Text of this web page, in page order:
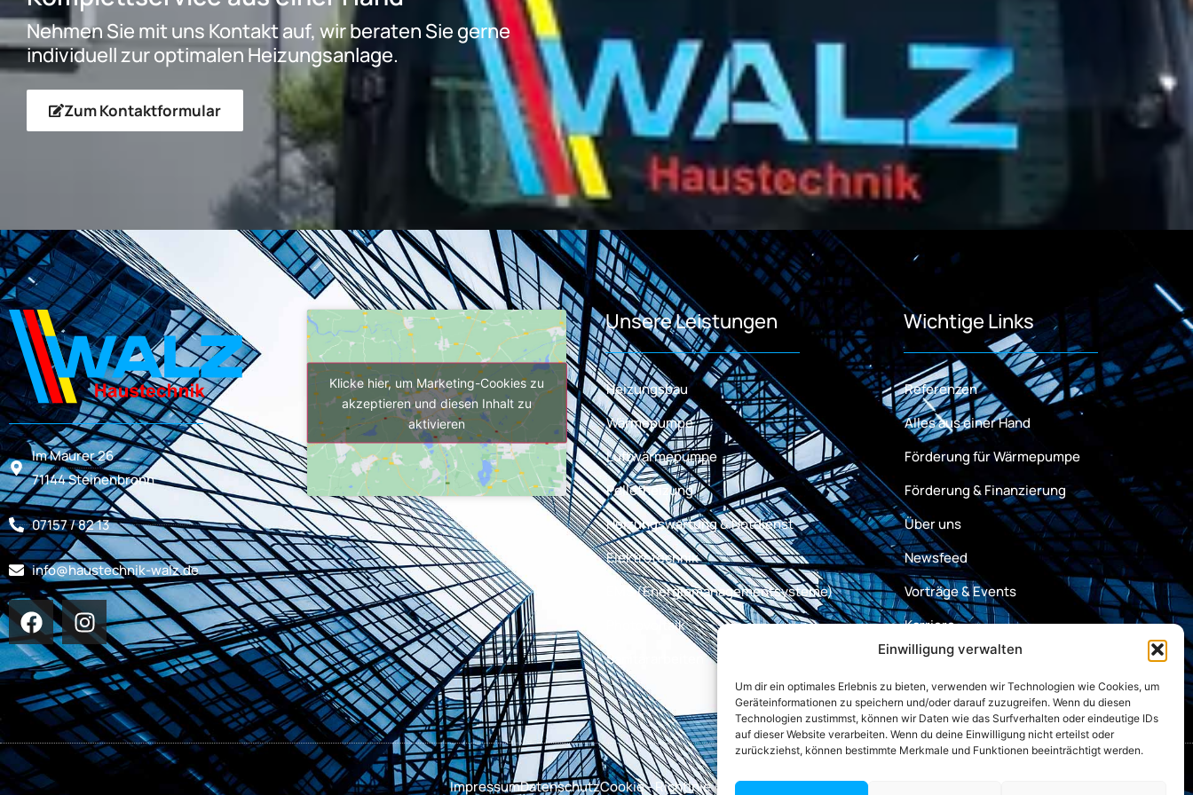
Einwilligung verwalten
Um dir ein optimales Erlebnis zu bieten, verwenden wir Technologien wie Cookies, um
Geräteinformationen zu speichern und/oder darauf zuzugreifen. Wenn du diesen
Technologien zustimmst, können wir Daten wie das Surfverhalten oder eindeutige IDs
auf dieser Website verarbeiten. Wenn du deine Einwilligung nicht erteilst oder
zurückziehst, können bestimmte Merkmale und Funktionen beeinträchtigt werden.
Nehmen Sie mit uns Kontakt auf, wir beraten Sie gerne
individuell zur optimalen Heizungsanlage.
Zum Kontaktformular
Im Maurer 26
71144 Steinenbronn
07157 / 82 13
info@haustechnik-walz.de
Klicke hier, um Marketing-Cookies zu
akzeptieren und diesen Inhalt zu
aktivieren
Unsere Leistungen
Heizungsbau
Wärmepumpe
Luftwärmepumpe
Pelletheizung
Heizungswartung & Notdienst
Elektrotechnik
EMS (Energiemanagementsysteme)
Photovoltaik
Sanitärarbeiten
Wichtige Links
Referenzen
Alles aus einer Hand
Förderung für Wärmepumpe
Förderung & Finanzierung
Über uns
Newsfeed
Vorträge & Events
Karriere
Kontakt
ImpressumDatenschutzCookie - Richtlnie (EU)